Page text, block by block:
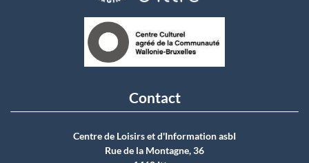
Contact
Centre de Loisirs et d'Information asbI
Rue de la Montagne, 36